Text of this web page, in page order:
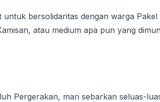
bersolidaritas dengan warga
atau medium apa pun yang
Pergerakan, mari sebarkan seluas-